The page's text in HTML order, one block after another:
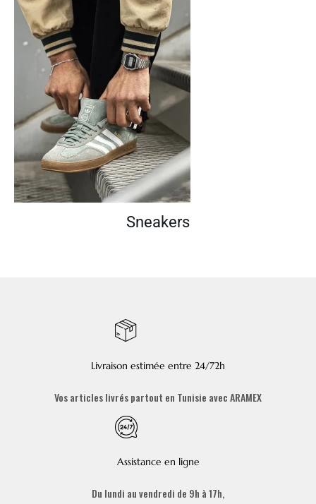
Sneakers
Livraison estimée entre 24/72h
Vos articles livrés partout en Tunisie avec ARAMEX
Assistance en ligne
Du lundi au vendredi de 9h à 17h,